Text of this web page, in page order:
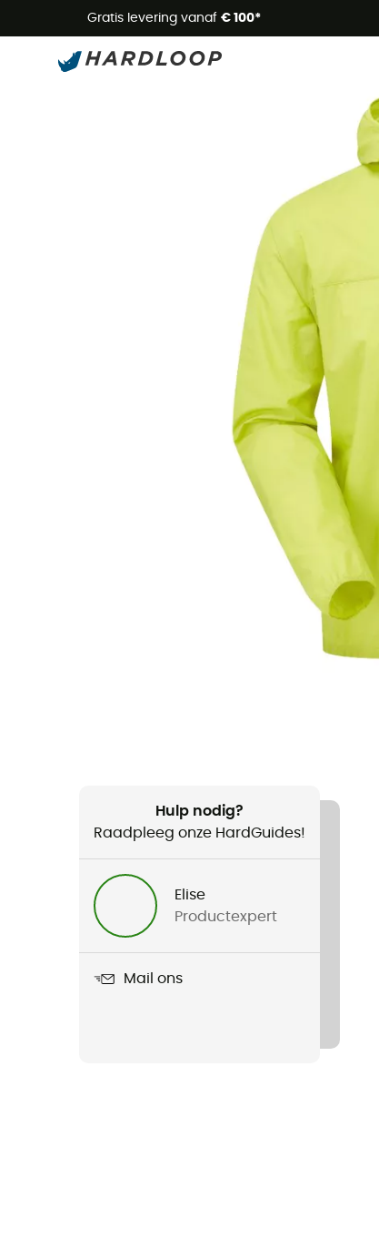
Gratis levering vanaf € 100*
Hulp nodig?
Raadpleeg onze HardGuides!
Elise
Productexpert
Mail ons